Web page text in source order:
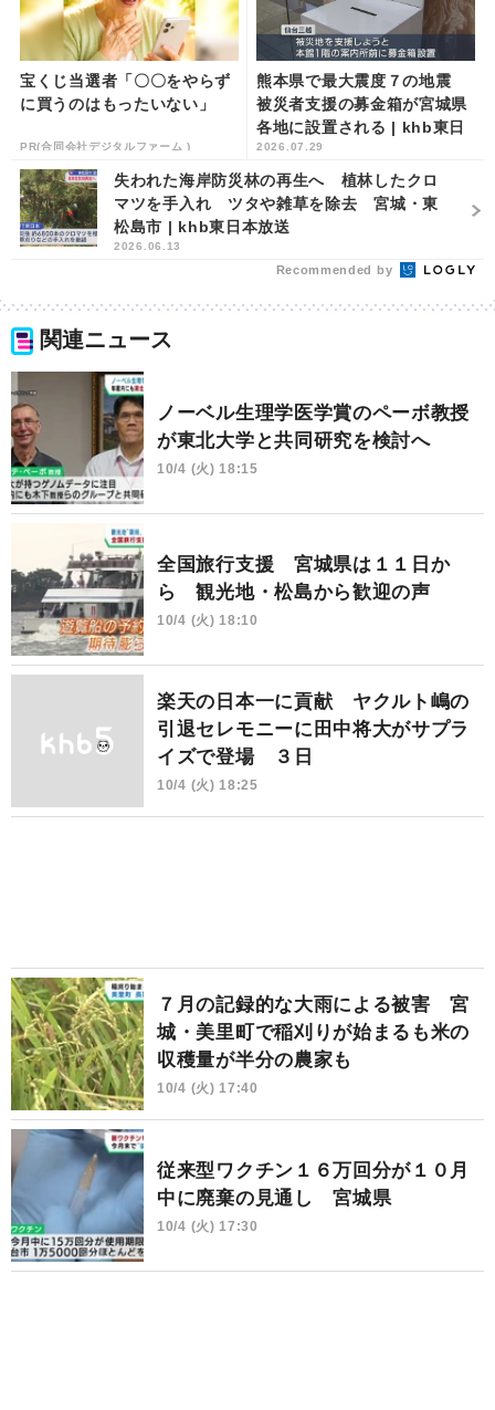
宝くじ当選者「〇〇をやらず
に買うのはもったいない」
PR(合同会社デジタルファーム )
熊本県で最大震度７の地震
被災者支援の募金箱が宮城県
各地に設置される | khb東日
本放送
2026.07.29
失われた海岸防災林の再生へ 植林したクロ
マツを手入れ ツタや雑草を除去 宮城・東
松島市 | khb東日本放送
2026.06.13
Recommended by
関連ニュース
ノーベル生理学医学賞のペーボ教授
が東北大学と共同研究を検討へ
10/4 (火) 18:15
全国旅行支援 宮城県は１１日か
ら 観光地・松島から歓迎の声
10/4 (火) 18:10
楽天の日本一に貢献 ヤクルト嶋の
引退セレモニーに田中将大がサプラ
イズで登場 ３日
10/4 (火) 18:25
７月の記録的な大雨による被害 宮
城・美里町で稲刈りが始まるも米の
収穫量が半分の農家も
10/4 (火) 17:40
従来型ワクチン１６万回分が１０月
中に廃棄の見通し 宮城県
10/4 (火) 17:30